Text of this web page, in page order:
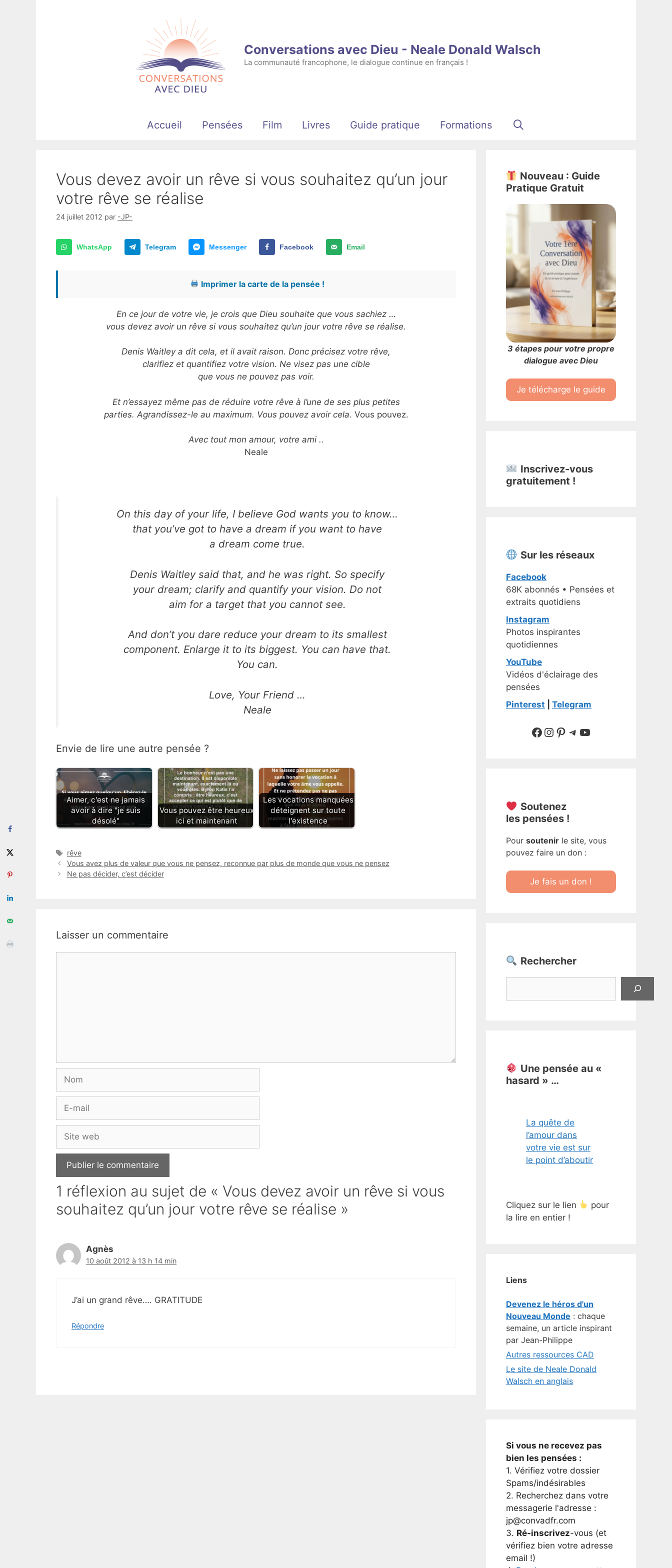
Conversations avec Dieu - Neale Donald Walsch
La communauté francophone, le dialogue continue en français !
Accueil Pensées Film Livres Guide pratique Formations
Vous devez avoir un rêve si vous souhaitez qu’un jour
votre rêve se réalise
24 juillet 2012 par -JP-
WhatsApp Telegram Messenger Facebook Email
Imprimer la carte de la pensée !
En ce jour de votre vie, je crois que Dieu souhaite que vous sachiez …
vous devez avoir un rêve si vous souhaitez qu’un jour votre rêve se réalise.
Denis Waitley a dit cela, et il avait raison. Donc précisez votre rêve,
clarifiez et quantifiez votre vision. Ne visez pas une cible
que vous ne pouvez pas voir.
Et n’essayez même pas de réduire votre rêve à l’une de ses plus petites
parties. Agrandissez-le au maximum. Vous pouvez avoir cela. Vous pouvez.
Avec tout mon amour, votre ami ..
Neale
On this day of your life, I believe God wants you to know…
that you’ve got to have a dream if you want to have
a dream come true.
Denis Waitley said that, and he was right. So specify
your dream; clarify and quantify your vision. Do not
aim for a target that you cannot see.
And don’t you dare reduce your dream to its smallest
component. Enlarge it to its biggest. You can have that.
You can.
Love, Your Friend …
Neale
Envie de lire une autre pensée ?
Aimer, c'est ne jamais
avoir à dire "je suis
désolé"
Vous pouvez être heureux
ici et maintenant
Les vocations manquées
déteignent sur toute
l'existence
Étiquettes
rêve
Vous avez plus de valeur que vous ne pensez, reconnue par plus de monde que vous ne pensez
Ne pas décider, c’est décider
Laisser un commentaire
mail
web
1 réflexion au sujet de « Vous devez avoir un rêve si vous
souhaitez qu’un jour votre rêve se réalise »
Agnès
10 août 2012 à 13 h 14 min
J’ai un grand rêve…. GRATITUDE
Répondre
Nouveau : Guide
Pratique Gratuit
3 étapes pour votre propre
dialogue avec Dieu
Je télécharge le guide
Inscrivez-vous
gratuitement !
Sur les réseaux
Facebook
68K abonnés • Pensées et
extraits quotidiens
Instagram
Photos inspirantes
quotidiennes
YouTube
Vidéos d'éclairage des
pensées
Pinterest
Telegram
Suivre sur Facebook
Suivre sur Instagram
Pinterest
Sur Telegram
YouTube
Soutenez
les pensées !
Pour soutenir le site, vous
pouvez faire un don :
Je fais un don !
Rechercher
Une pensée au «
hasard » …
La quête de
l’amour dans
votre vie est sur
le point d’aboutir
Cliquez sur le lien
pour
la lire en entier !
Liens
Devenez le héros d'un
Nouveau Monde : chaque
semaine, un article inspirant
par Jean-Philippe
Autres ressources CAD
Le site de Neale Donald
Walsch en anglais
Si vous ne recevez pas
bien les pensées :
1. Vérifiez votre dossier
Spams/indésirables
2. Recherchez dans votre
messagerie l'adresse :
jp@convadfr.com
3. Ré-inscrivez-vous (et
vérifiez bien votre adresse
email !)